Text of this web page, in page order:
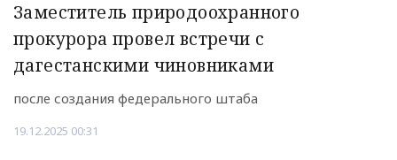
Заместитель природоохранного
прокурора провел встречи с
дагестанскими чиновниками
после создания федерального штаба
19.12.2025 00:31